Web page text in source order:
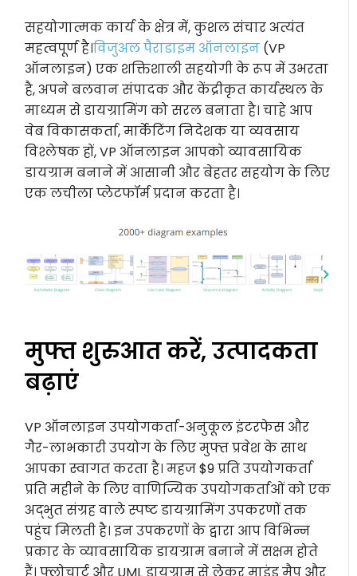
सहयोगात्मक कार्य के क्षेत्र में, कुशल संचार अत्यंत
महत्वपूर्ण है।विजुअल पैराडाइम ऑनलाइन (VP
ऑनलाइन) एक शक्तिशाली सहयोगी के रूप में उभरता
है, अपने बलवान संपादक और केंद्रीकृत कार्यस्थल के
माध्यम से डायग्रामिंग को सरल बनाता है। चाहे आप
वेब विकासकर्ता, मार्केटिंग निदेशक या व्यवसाय
विश्लेषक हों, VP ऑनलाइन आपको व्यावसायिक
डायग्राम बनाने में आसानी और बेहतर सहयोग के लिए
एक लचीला प्लेटफॉर्म प्रदान करता है।
मुफ्त शुरुआत करें, उत्पादकता
बढ़ाएं
VP ऑनलाइन उपयोगकर्ता-अनुकूल इंटरफेस और
गैर-लाभकारी उपयोग के लिए मुफ्त प्रवेश के साथ
आपका स्वागत करता है। महज $9 प्रति उपयोगकर्ता
प्रति महीने के लिए वाणिज्यिक उपयोगकर्ताओं को एक
अद्भुत संग्रह वाले स्पष्ट डायग्रामिंग उपकरणों तक
पहुंच मिलती है। इन उपकरणों के द्वारा आप विभिन्न
प्रकार के व्यावसायिक डायग्राम बनाने में सक्षम होते